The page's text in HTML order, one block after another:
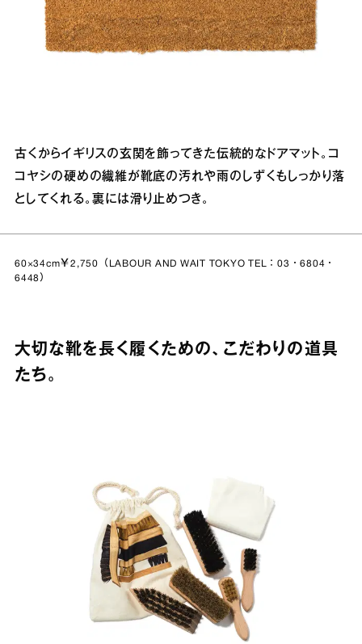
古くからイギリスの玄関を飾ってきた伝統的なドアマット。コ
コヤシの硬めの繊維が靴底の汚れや雨のしずくもしっかり落
としてくれる。裏には滑り止めつき。
60×34cm￥2,750（LABOUR AND WAIT TOKYO TEL：03・6804・
6448）
大切な靴を長く履くための、こだわりの道具
たち。